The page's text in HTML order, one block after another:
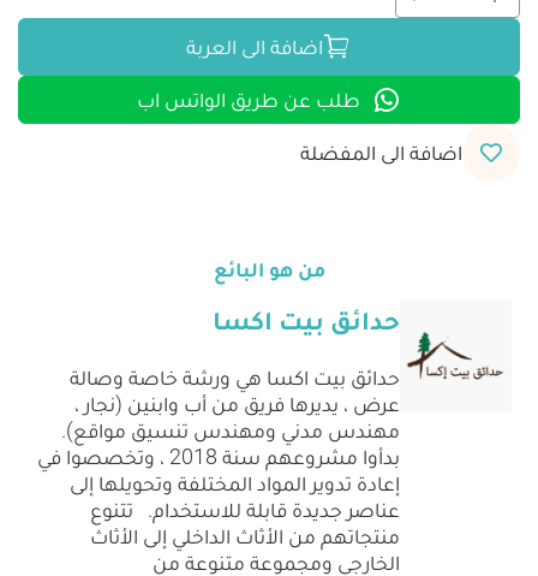
اضافة الى العربة
طلب عن طريق الواتس اب
اضافة الى المفضلة
من هو البائع
حدائق بيت اكسا
حدائق بيت اكسا هي ورشة خاصة وصالة
عرض ، يديرها فريق من أب وابنين (نجار ،
مهندس مدني ومهندس تنسيق مواقع).
بدأوا مشروعهم سنة 2018 ، وتخصصوا في
إعادة تدوير المواد المختلفة وتحويلها إلى
عناصر جديدة قابلة للاستخدام. تتنوع
منتجاتهم من الأثاث الداخلي إلى الأثاث
الخارجي ومجموعة متنوعة من